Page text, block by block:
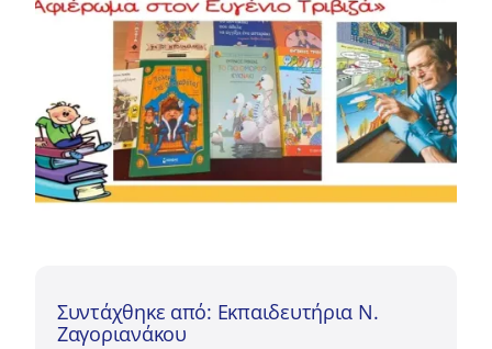
Συντάχθηκε από: Εκπαιδευτήρια Ν.
Ζαγοριανάκου